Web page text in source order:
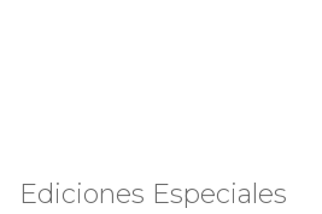
Ediciones Especiales